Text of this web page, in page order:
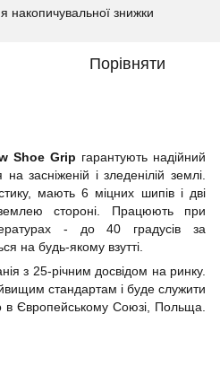
накопичувальної знижки
Порівняти
Shoe Grip гарантують надійний
засніженій і зледенілій землі.
мають 6 міцних шипів і дві
стороні. Працюють при
- до 40 градусів за
на будь-якому взутті.
з 25-річним досвідом на ринку.
стандартам і буде служити
в Європейському Союзі, Польща.